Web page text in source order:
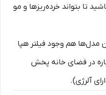
تا بتواند خرده‌ریزها و مو
مدل‌ها هم وجود فیلتر هپا
در فضای خانه پخش
آلرژی).